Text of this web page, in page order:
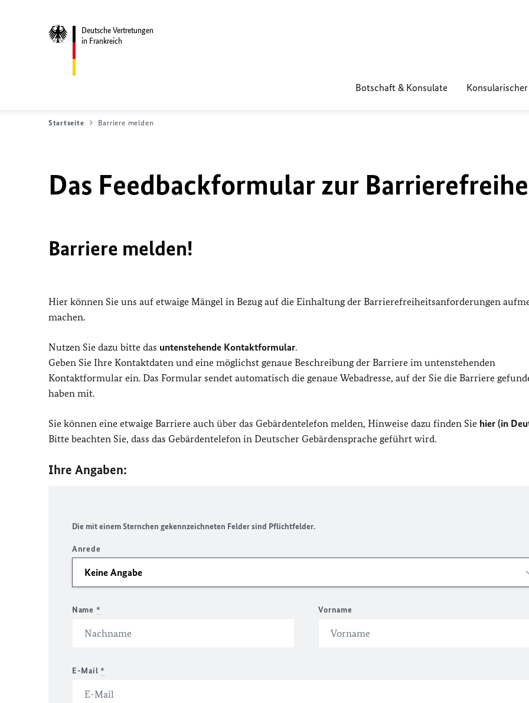
Deutsche Vertretungen
in Frankreich
Botschaft & Konsulate
Startseite Barriere melden
Das Feedbackformular zur
Barriere melden!
Hier können Sie uns auf etwaige Mängel in Bezug auf die Einhaltung der Barrierefreiheitsanforderungen
machen.
Nutzen Sie dazu bitte das untenstehende Kontaktformular.
Geben Sie Ihre Kontaktdaten und eine möglichst genaue Beschreibung der Barriere im untenstehenden
Kontaktformular ein. Das Formular sendet automatisch die genaue Webadresse, auf der Sie die Barriere
haben mit.
Sie können eine etwaige Barriere auch über das Gebärdentelefon melden, Hinweise dazu finden Sie hier (in
Bitte beachten Sie, dass das Gebärdentelefon in Deutscher Gebärdensprache geführt wird.
Ihre Angaben:
Die mit einem Sternchen gekennzeichneten Felder sind Pflichtfelder.
Anrede
Name * Vorname
E-Mail *